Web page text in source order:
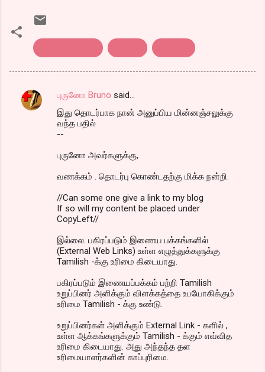
C
புருனோ Bruno said…
இது தொடர்பாக நான் அனுப்பிய மின்னஞ்சலுக்கு
வந்த பதில்
--
புருனோ அவர்களுக்கு,
வணக்கம் . தொடர்பு கொண்டதற்கு மிக்க நன்றி.
//Can some one give a link to my blog
If so will my content be placed under
CopyLeft//
இல்லை. பகிரப்படும் இணைய பக்கங்களில்
(External Web Links) உள்ள எழுத்துக்களுக்கு
Tamilish -க்கு உரிமை கிடையாது.
பகிரப்படும் இணையப்பக்கம் பற்றி Tamilish
உறுப்பினர் அளிக்கும் விளக்கத்தை உபயோகிக்கும்
உரிமை Tamilish - க்கு உண்டு.
உறுப்பினர்கள் அளிக்கும் External Link - களில் ,
உள்ள ஆக்கங்களுக்கும் Tamilish - க்கும் எவ்வித
உரிமை கிடையாது. அது அந்தந்த தள
உரிமையாளர்களின் காப்புரிமை.